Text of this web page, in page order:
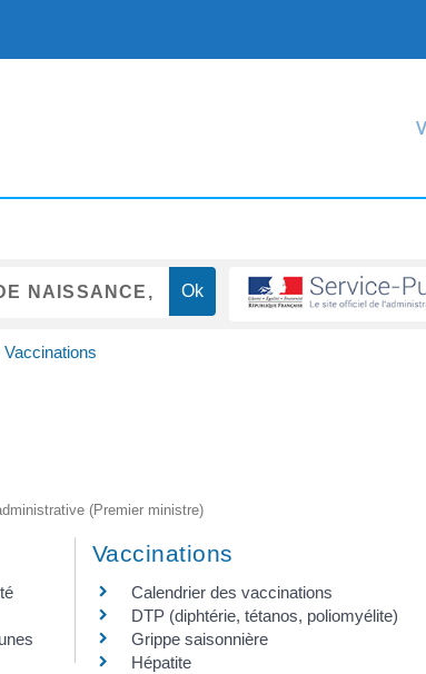
(Premier ministre)
Vaccinations
Calendrier des vaccinations
DTP (diphtérie, tétanos, poliomyélite)
Grippe saisonnière
Hépatite